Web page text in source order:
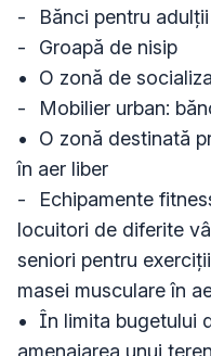
-	Bănci pentru adulții care supraveghează copiii
-	Groapă de nisip
•	O zonă de socializare care va fi dotată cu:
-	Mobilier urban: bănci, măsuțe pentru șah, foișor
•	O zonă destinată practicării de mișcare și sport
în aer liber
-	Echipamente fitness – ce pot fi utilizate de
locuitori de diferite
seniori pentru
masei musculare în
•	În limita bugetului dispoibil se va iniția și
amenajarea unui